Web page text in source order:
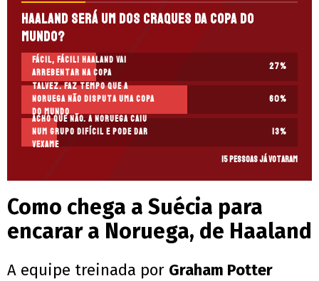
Haaland será um dos craques da Copa do
Mundo?
Fácil, fácil! Haaland vai
arrebentar na Copa
27%
Talvez. Faz tempo que a
Noruega não disputa uma Copa
do Mundo
60%
Acho que não. A Noruega caiu
num grupo difícil e pode dar
vexame
13%
15 pessoas já votaram
Como chega a Suécia para
encarar a Noruega, de Haaland
A equipe treinada por Graham Potter